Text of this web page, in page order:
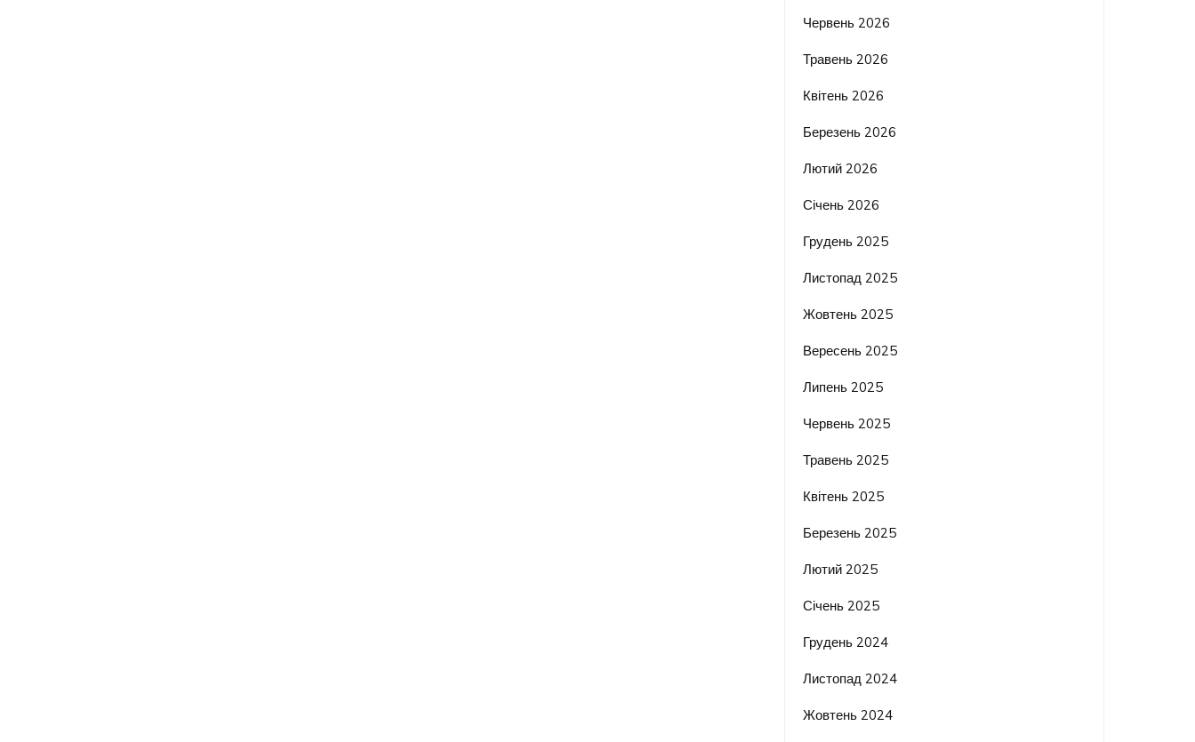
Червень 2026
Травень 2026
Квітень 2026
Березень 2026
Лютий 2026
Січень 2026
Грудень 2025
Листопад 2025
Жовтень 2025
Вересень 2025
Липень 2025
Червень 2025
Травень 2025
Квітень 2025
Березень 2025
Лютий 2025
Січень 2025
Грудень 2024
Листопад 2024
Жовтень 2024